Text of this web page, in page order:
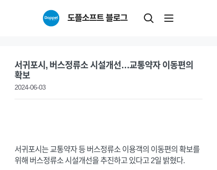
도플소프트 블로그
서귀포시, 버스정류소 시설개선…교통약자 이동편의
확보
2024-06-03
서귀포시는 교통약자 등 버스정류소 이용객의 이동편의 확보를
위해 버스정류소 시설개선을 추진하고 있다고 2일 밝혔다.